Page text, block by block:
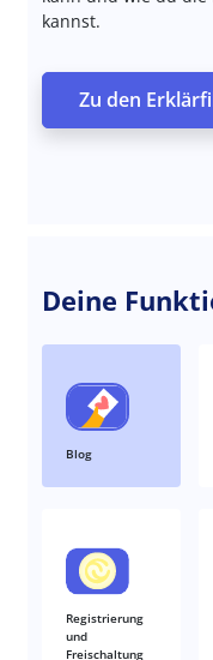
kannst.
Zu den
Deine
Blog
Registrierung
und
Freischaltung